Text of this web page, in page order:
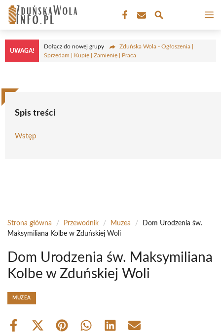
Przejdź
treści
UWAGA!
Dołącz do nowej grupy
Zduńska Wola - Ogłoszenia |
Sprzedam | Kupię | Zamienię | Praca
Spis treści
Wstęp
Strona główna / Przewodnik / Muzea /
Dom Urodzenia św.
Maksymiliana Kolbe w Zduńskiej Woli
Dom Urodzenia św. Maksymiliana
Kolbe w Zduńskiej Woli
MUZEA
Share
Share Share Share Share Share